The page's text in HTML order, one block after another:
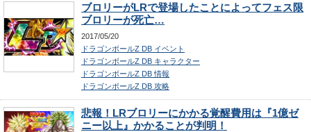
ブロリーがLRで登場したことによってフェス限
ブロリーが死亡…
2017/05/20
ドラゴンボールZ DB イベント
ドラゴンボールZ DB キャラクター
ドラゴンボールZ DB 情報
ドラゴンボールZ DB 攻略
悲報！LRブロリーにかかる覚醒費用は『1億ゼ
ニー以上』かかることが判明！